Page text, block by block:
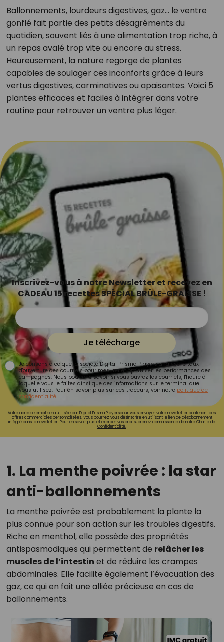
Ballonnements, lourdeurs digestives, gaz… le ventre
gonflé fait partie des petits désagréments du
quotidien, souvent liés à une alimentation trop riche, à
un repas avalé trop vite ou encore au stress.
Heureusement, la nature regorge de plantes
capables de soulager ces inconforts grâce à leurs
vertus digestives, carminatives ou apaisantes. Voici 5
plantes efficaces et faciles à intégrer dans votre
routine pour retrouver un ventre plus léger.
Inscrivez-vous à notre Newsletter et recevez en
CADEAU 15 recettes SPÉCIAL BRÛLE-GRAISSE !
Je télécharge
Je consens à ce que la société Digital Prisma Players analyse le taux
d'ouverture des courriels pour mesurer et optimiser les performances des
campagnes. Nous pourrons savoir si vous ouvrez les courriels, l'heure à
laquelle vous le faites ainsi que des informations sur le terminal que
vous utilisez. Pour en savoir plus sur ces traceurs, voir notre politique de
confidentialité.
Votre adresse email sera utilisée par Digital Prisma Playerspour vous envoyer votre newsletter contenant des
offres commerciales personnalisées. Vous pourrez vous désinscrire en utilisant le lien de désabonnement
intégré dans la newsletter. Pour en savoir plus et exercer vos droits, prenez connaissance de notreCharte de
Confidentialité.
1. La menthe poivrée : la star
anti-ballonnements
La menthe poivrée est probablement la plante la
plus connue pour son action sur les troubles digestifs.
Riche en menthol, elle possède des propriétés
antispasmodiques qui permettent de relâcher les
muscles de l’intestin et de réduire les crampes
abdominales. Elle facilite également l’évacuation des
gaz, ce qui en fait une alliée précieuse en cas de
ballonnements.